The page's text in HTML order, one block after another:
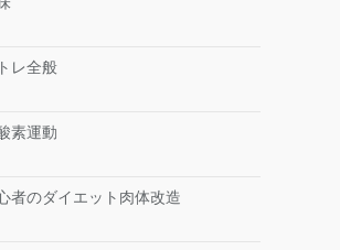
レ全般
素運動
者のダイエット肉体改造